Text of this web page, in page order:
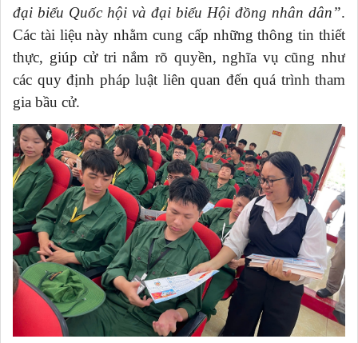
đại biểu Quốc hội và đại biểu Hội đồng nhân dân”.
Các tài liệu này nhằm cung cấp những thông tin thiết
thực, giúp cử tri nắm rõ quyền, nghĩa vụ cũng như
các quy định pháp luật liên quan đến quá trình tham
gia bầu cử.